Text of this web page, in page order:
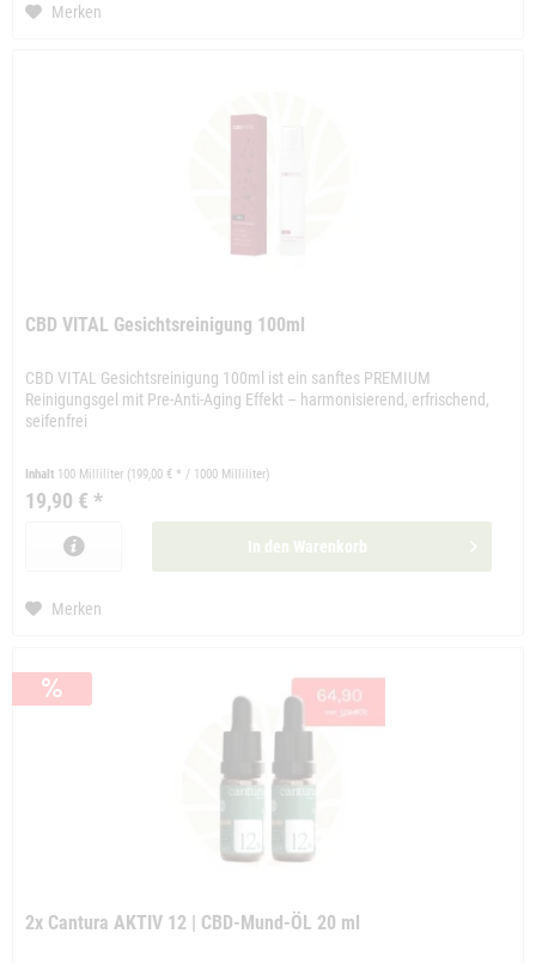
Merken
CBD VITAL Gesichtsreinigung 100ml
CBD VITAL Gesichtsreinigung 100ml ist ein sanftes PREMIUM
Reinigungsgel mit Pre-Anti-Aging Effekt – harmonisierend, erfrischend,
seifenfrei
Inhalt 100 Milliliter (199,00 € * / 1000 Milliliter)
19,90 € *
In den Warenkorb
Merken
2x Cantura AKTIV 12 | CBD-Mund-ÖL 20 ml